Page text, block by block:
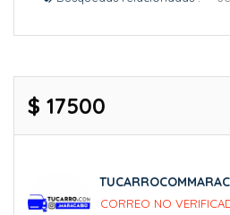
$ 17500
CORREO NO